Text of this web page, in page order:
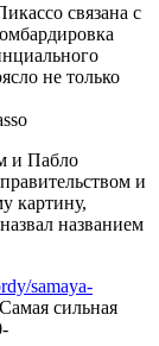
связана с
не только
и Пабло
и
картину,
названием
samaya-
Самая сильная